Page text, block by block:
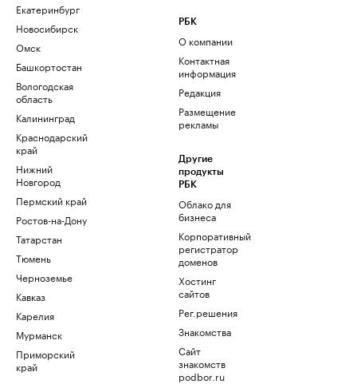
Екатеринбург
Новосибирск
Омск
Башкортостан
Вологодская
область
Калининград
Краснодарский
край
Нижний
Новгород
Пермский край
Ростов-на-Дону
Татарстан
Тюмень
Черноземье
Кавказ
Карелия
Мурманск
Приморский
край
РБК
О компании
Контактная
информация
Редакция
Размещение
рекламы
Другие
продукты
РБК
Облако для
бизнеса
Корпоративный
регистратор
доменов
Хостинг
сайтов
Рег.решения
Знакомства
Сайт
знакомств
podbor.ru